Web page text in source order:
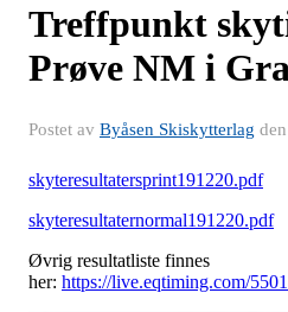
Treffpunkt
Prøve NM i
Postet av Byåsen Skiskytterlag den
skyteresultatersprint191220.pdf
skyteresultaternormal191220.pdf
Øvrig resultatliste finnes
her: https://live.eqtiming.com/